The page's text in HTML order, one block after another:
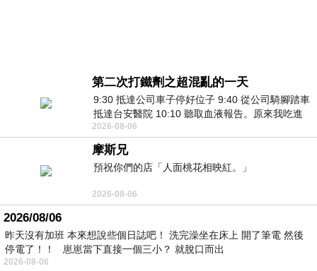
第二次打鐵劑之超混亂的一天
9:30 抵達公司車子停好位子 9:40 從公司騎腳踏車
抵達台安醫院 10:10 聽取血液報告。原來我吃進
去的 B12 彌可保並非沒有吸收而是超
2026-08-06
摩斯兄
預祝你們的店「人面桃花相映紅。」
2026-08-06
2026/08/06
昨天沒有加班 本來想說些個日誌吧！ 洗完澡坐在床上 開了筆電 然後
停電了！！ 崽崽當下直接一個三小？ 就脫口而出
2026-08-06